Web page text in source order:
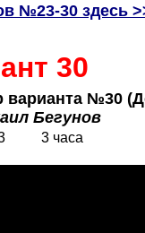
№23-30 здесь
30
варианта №30
Бегунов
3 часа